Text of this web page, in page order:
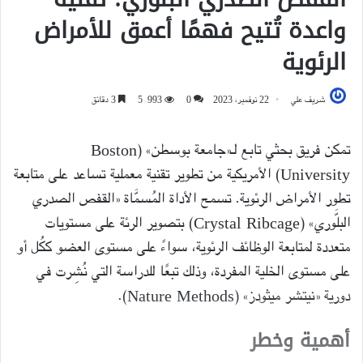
واعدة تُتيح فهمًا أعمق للأمراض
الرئوية
شريف علي 22 نوفمبر، 2023 0 5٬993
تمكن فريق بحثي تابع لـ«جامعة بوسطن» (Boston
University) الأمريكية من تطوير تقنية معملية تساعد على متابعة
تطور الأمراض الرئوية. تسمح الأداة المُسمَّاة «القفص الصدري
البلَّوري» (Crystal Ribcage) بتصوير الرئة على مستويات
متعددة لمتابعة الوظائف الرئوية، سواءً على مستوى العضو ككُل أو
على مستوى الخلية المفردة، وذلك تبعًا للدراسة التي نُشِرت في
دورية «نيتشر ميثودز» (Nature Methods).
أهمية وخطر